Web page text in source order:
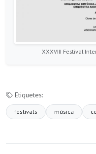
XXXVIII Festival
Etiquetes:
festivals música